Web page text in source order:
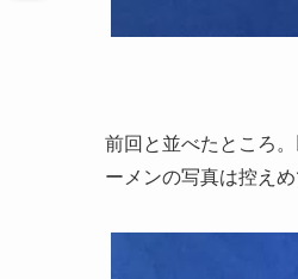
前回と並べたところ
ーメンの写真は控えめ